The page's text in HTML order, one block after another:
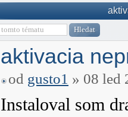
aktivacia
od gusto1 » 08 led
Instaloval som